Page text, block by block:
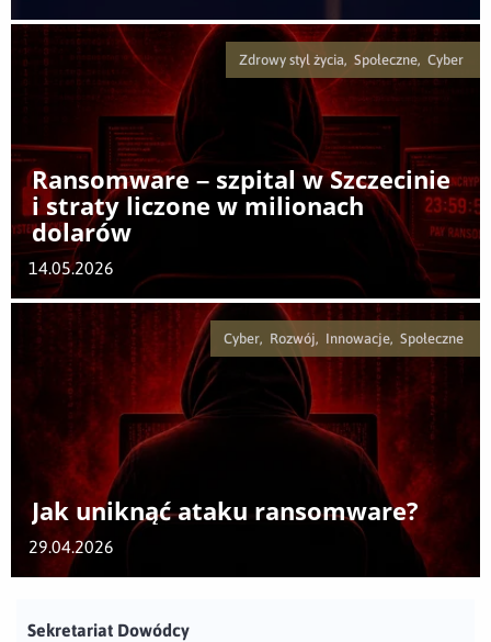
Zdrowy styl życia, Społeczne, Cyber
Ransomware – szpital w Szczecinie
i straty liczone w milionach
dolarów
14.05.2026
Cyber, Rozwój, Innowacje, Społeczne
Jak uniknąć ataku ransomware?
29.04.2026
Sekretariat Dowódcy